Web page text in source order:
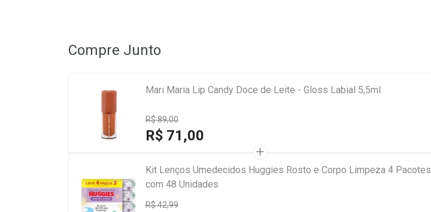
Compre Junto
Mari Maria Lip Candy Doce de Leite - Gloss Labial 5,5ml
R$ 89,00
R$ 71,00
Kit Lenços Umedecidos Huggies Rosto e Corpo Limpeza 4 Pacotes
com 48 Unidades
R$ 42,99